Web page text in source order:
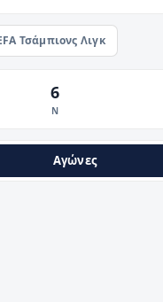
Τσάμπιονς Λιγκ
6
Ν
Αγώνες